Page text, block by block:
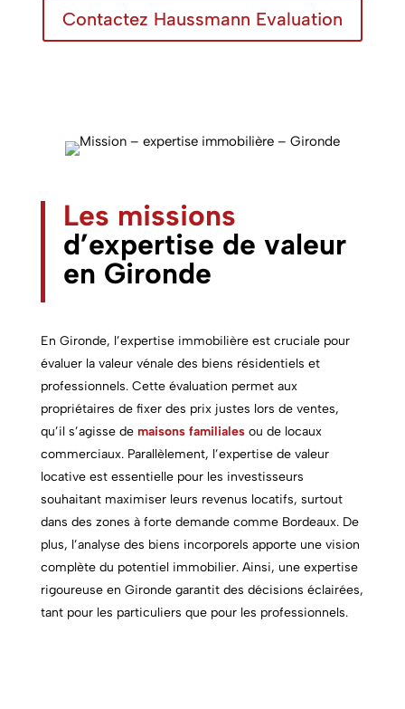
Contactez Haussmann Evaluation
Les missions
d’expertise de valeur
en Gironde
En Gironde, l’expertise immobilière est cruciale pour
évaluer la valeur vénale des biens résidentiels et
professionnels. Cette évaluation permet aux
propriétaires de fixer des prix justes lors de ventes,
qu’il s’agisse de maisons familiales ou de locaux
commerciaux. Parallèlement, l’expertise de valeur
locative est essentielle pour les investisseurs
souhaitant maximiser leurs revenus locatifs, surtout
dans des zones à forte demande comme Bordeaux. De
plus, l’analyse des biens incorporels apporte une vision
complète du potentiel immobilier. Ainsi, une expertise
rigoureuse en Gironde garantit des décisions éclairées,
tant pour les particuliers que pour les professionnels.